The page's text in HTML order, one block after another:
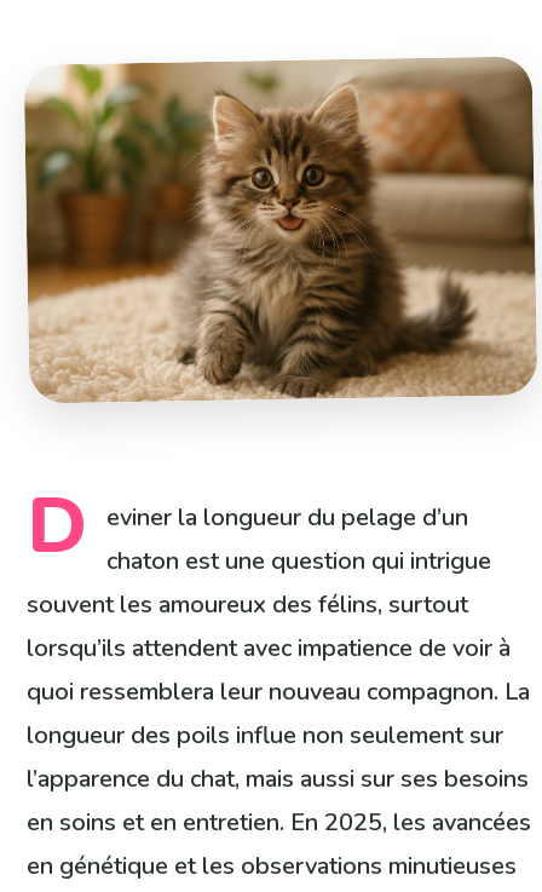
D
eviner la longueur du pelage d’un
chaton est une question qui intrigue
souvent les amoureux des félins, surtout
lorsqu’ils attendent avec impatience de voir à
quoi ressemblera leur nouveau compagnon. La
longueur des poils influe non seulement sur
l’apparence du chat, mais aussi sur ses besoins
en soins et en entretien. En 2025, les avancées
en génétique et les observations minutieuses